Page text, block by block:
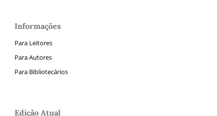
Informações
Para Leitores
Para Autores
Para Bibliotecários
Edição Atual